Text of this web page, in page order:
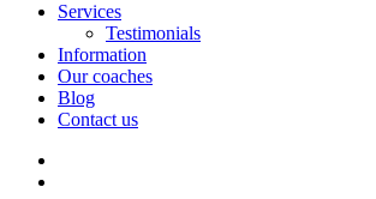
Services
Testimonials
Information
Our coaches
Blog
Contact us